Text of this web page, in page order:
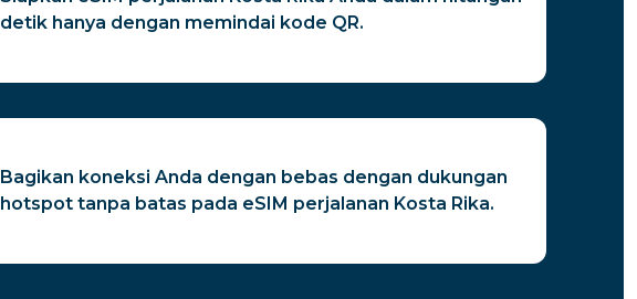
detik hanya dengan memindai kode QR.
Bagikan koneksi Anda dengan bebas dengan dukungan
hotspot tanpa batas pada eSIM perjalanan Kosta Rika.